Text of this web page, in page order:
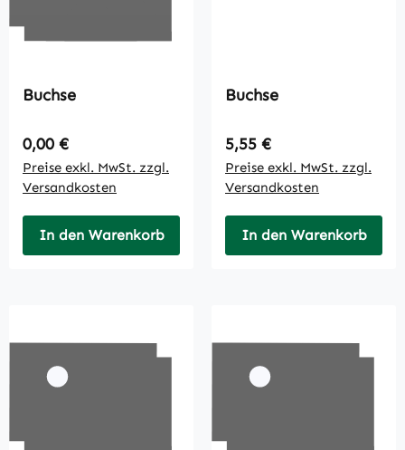
Buchse
Regulärer Preis:
0,00 €
Preise exkl. MwSt. zzgl.
Versandkosten
In den Warenkorb
Buchse
Regulärer Preis:
5,55 €
Preise exkl. MwSt. zzgl.
Versandkosten
In den Warenkorb